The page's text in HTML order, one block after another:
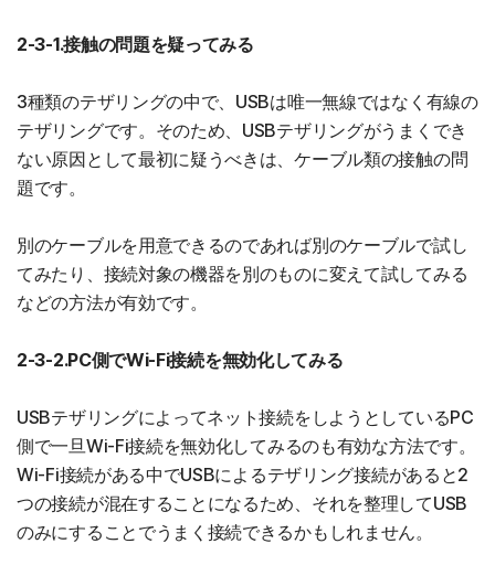
2-3-1.接触の問題を疑ってみる
3種類のテザリングの中で、USBは唯一無線ではなく有線の
テザリングです。そのため、USBテザリングがうまくでき
ない原因として最初に疑うべきは、ケーブル類の接触の問
題です。
別のケーブルを用意できるのであれば別のケーブルで試し
てみたり、接続対象の機器を別のものに変えて試してみる
などの方法が有効です。
2-3-2.PC側でWi-Fi接続を無効化してみる
USBテザリングによってネット接続をしようとしているPC
側で一旦Wi-Fi接続を無効化してみるのも有効な方法です。
Wi-Fi接続がある中でUSBによるテザリング接続があると2
つの接続が混在することになるため、それを整理してUSB
のみにすることでうまく接続できるかもしれません。